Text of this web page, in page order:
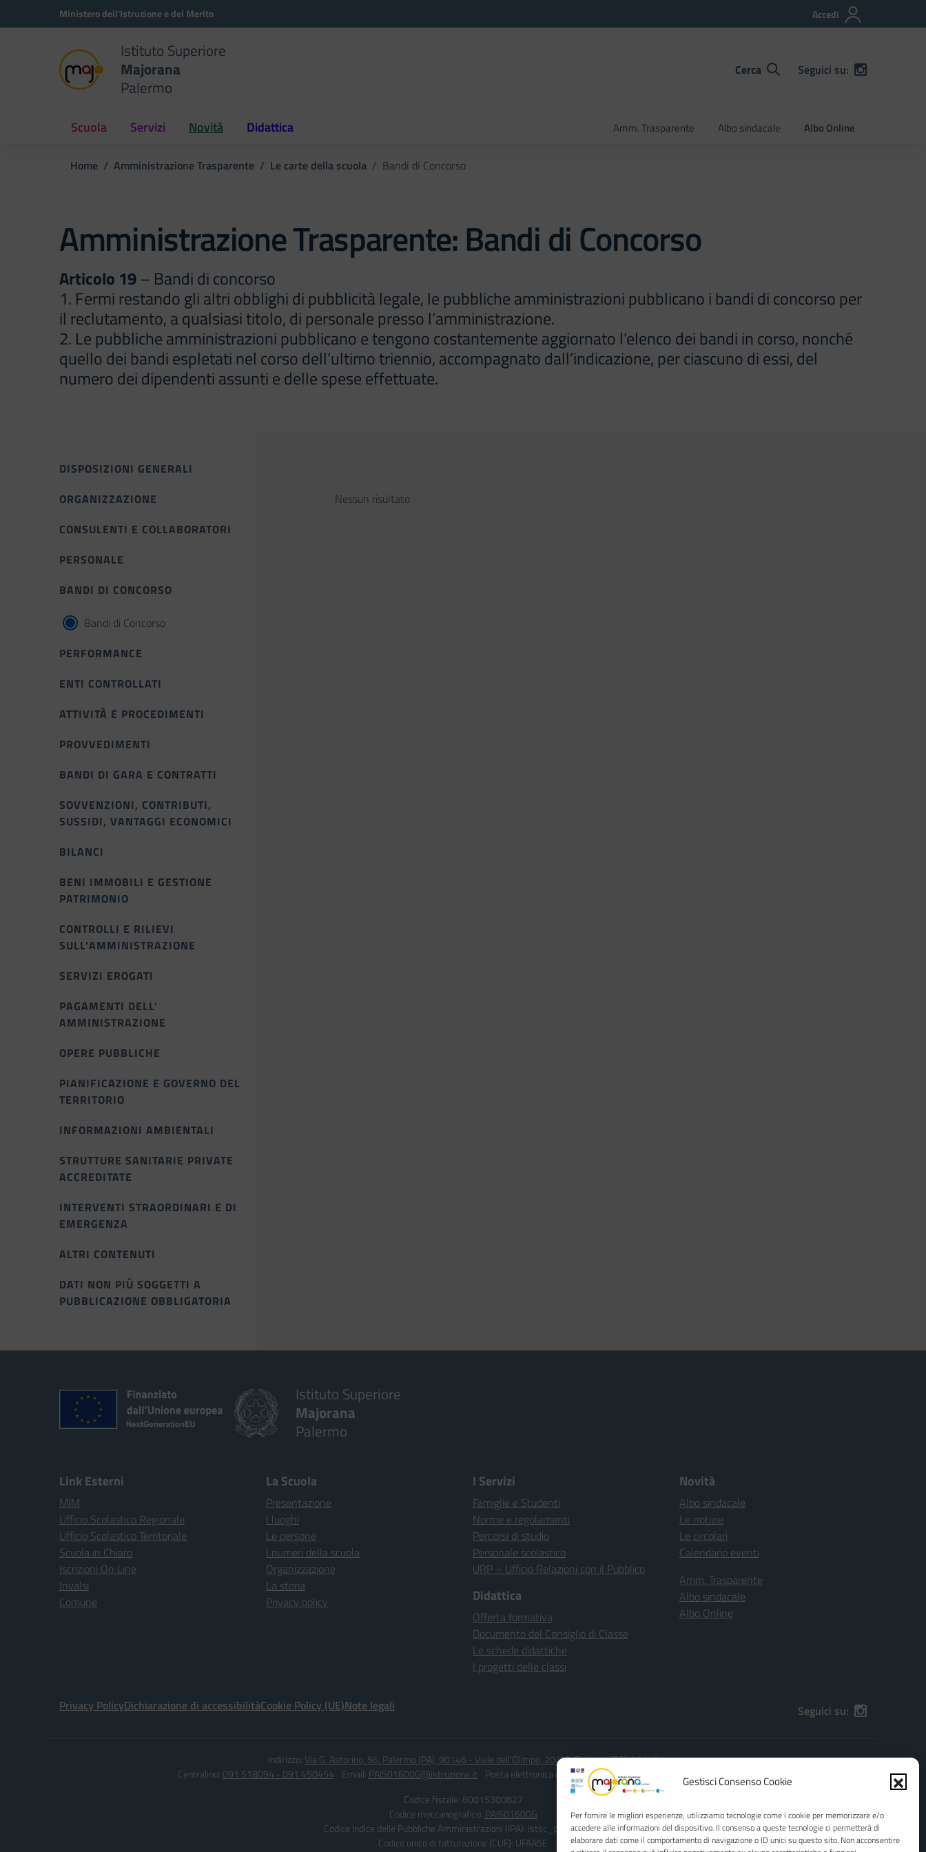
Gestisci Consenso Cookie
Per fornire le migliori esperienze, utilizziamo tecnologie come i cookie per memorizzare e/o
accedere alle informazioni del dispositivo. Il consenso a queste tecnologie ci permetterà di
elaborare dati come il comportamento di navigazione o ID unici su questo sito. Non acconsentire
Vai ai contenuti
Vai al menu di navigazioneMinistero dell'Istruzione e del Merito Accedi
Istituto Superiore
Majorana
Palermo
Cerca Seguici su:
Scuola Servizi Novità Didattica Amm. Trasparente Albo sindacale Albo Online
Home Amministrazione Trasparente Le carte della scuola Bandi di Concorso
Amministrazione Trasparente:Bandi di Concorso
Articolo 19– Bandi di concorso
1. Fermi restando gli altri obblighi di pubblicità legale, le pubbliche amministrazioni pubblicano i bandi di concorso per
il reclutamento, a qualsiasi titolo, di personale presso l’amministrazione.
2. Le pubbliche amministrazioni pubblicano e tengono costantemente aggiornato l’elenco dei bandi in corso, nonché
quello dei bandi espletati nel corso dell’ultimo triennio, accompagnato dall’indicazione, per ciascuno di essi, del
numero dei dipendenti assunti e delle spese effettuate.
DISPOSIZIONI GENERALI
ORGANIZZAZIONE
CONSULENTI E COLLABORATORI
PERSONALE
BANDI DI CONCORSO
Bandi di Concorso
PERFORMANCE
ENTI CONTROLLATI
ATTIVITÀ E PROCEDIMENTI
PROVVEDIMENTI
BANDI DI GARA E CONTRATTI
SOVVENZIONI, CONTRIBUTI,
SUSSIDI, VANTAGGI ECONOMICI
BILANCI
BENI IMMOBILI E GESTIONE
PATRIMONIO
CONTROLLI E RILIEVI
SULL'AMMINISTRAZIONE
SERVIZI EROGATI
PAGAMENTI DELL'
AMMINISTRAZIONE
OPERE PUBBLICHE
PIANIFICAZIONE E GOVERNO DEL
TERRITORIO
INFORMAZIONI AMBIENTALI
STRUTTURE SANITARIE PRIVATE
ACCREDITATE
INTERVENTI STRAORDINARI E DI
EMERGENZA
ALTRI CONTENUTI
DATI NON PIÙ SOGGETTI A
PUBBLICAZIONE OBBLIGATORIA
Nessun risultato
Istituto Superiore
Majorana
Palermo
Link Esterni
MIM
Ufficio Scolastico Regionale
Ufficio Scolastico Territoriale
Scuola in Chiaro
Iscrizioni On Line
Invalsi
Comune
La Scuola
Presentazione
I luoghi
Le persone
I numeri della scuola
Organizzazione
La storia
Privacy policy
I Servizi
Famiglie e Studenti
Norme e regolamenti
Percorsi di studio
Personale scolastico
URP – Ufficio Relazioni con il Pubblico
Didattica
Offerta formativa
Documento del Consiglio di Classe
Le schede didattiche
I progetti delle classi
Novità
Albo sindacale
Le notizie
Le circolari
Calendario eventi
Amm. Trasparente
Albo sindacale
Albo Online
Privacy PolicyDichiarazione di accessibilitàCookie Policy (UE)Note legali Seguici su:
Indirizzo: Via G. Astorino, 56, Palermo (PA), 90146 - Viale dell'Olimpo, 20/22, Palermo (PA), 90149
Centralino: 091 518094 - 091 450454 Email: PAIS01600G@istruzione.it Posta elettronica certificata (PEC):PAIS01600G@pec.istruzione.it
Codice fiscale: 80015300827
Codice meccanografico: PAIS01600G
Codice Indice delle Pubbliche Amministrazioni (IPA): istsc_pais01600g
Codice unico di fatturazione (CUF): UFAA5E